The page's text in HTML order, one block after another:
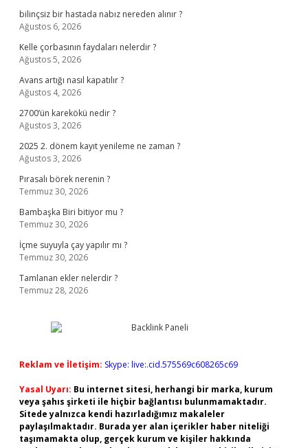
bilinçsiz bir hastada nabız nereden alınır ?
Ağustos 6, 2026
Kelle çorbasının faydaları nelerdir ?
Ağustos 5, 2026
Avans artığı nasıl kapatılır ?
Ağustos 4, 2026
2700’ün karekökü nedir ?
Ağustos 3, 2026
2025 2. dönem kayıt yenileme ne zaman ?
Ağustos 3, 2026
Pırasalı börek nerenin ?
Temmuz 30, 2026
Bambaşka Biri bitiyor mu ?
Temmuz 30, 2026
İçme suyuyla çay yapılır mı ?
Temmuz 30, 2026
Tamlanan ekler nelerdir ?
Temmuz 28, 2026
Reklam ve İletişim: Skype: live:.cid.575569c608265c69
Yasal Uyarı: Bu internet sitesi, herhangi bir marka, kurum
veya şahıs şirketi ile hiçbir bağlantısı bulunmamaktadır.
Sitede yalnızca kendi hazırladığımız makaleler
paylaşılmaktadır. Burada yer alan içerikler haber niteliği
taşımamakta olup, gerçek kurum ve kişiler hakkında